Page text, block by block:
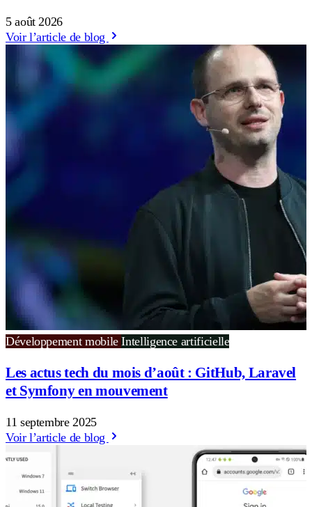
5 août 2026
Voir l’article de blog
Développement mobileIntelligence artificielle
Les actus tech du mois d’août : GitHub, Laravel
et Symfony en mouvement
11 septembre 2025
Voir l’article de blog